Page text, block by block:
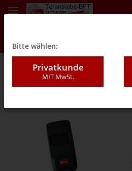
03A - Antriebe
Bitte wählen:
Privatkunde
MIT MwSt.